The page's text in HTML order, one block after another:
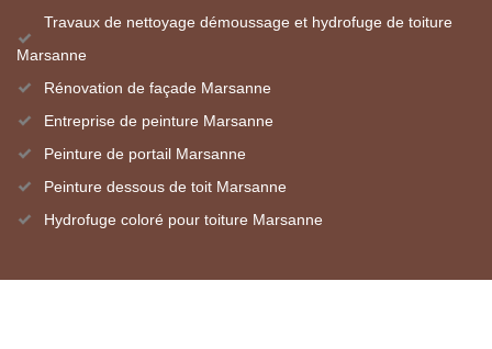
Travaux de nettoyage démoussage et hydrofuge de toiture
Marsanne
Rénovation de façade Marsanne
Entreprise de peinture Marsanne
Peinture de portail Marsanne
Peinture dessous de toit Marsanne
Hydrofuge coloré pour toiture Marsanne